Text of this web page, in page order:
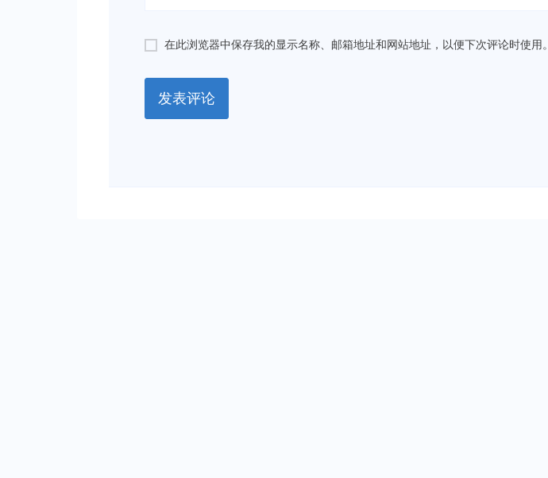
在此浏览器中保存我的显示名称、邮箱地址和网站地址，以便下次评论时使用。